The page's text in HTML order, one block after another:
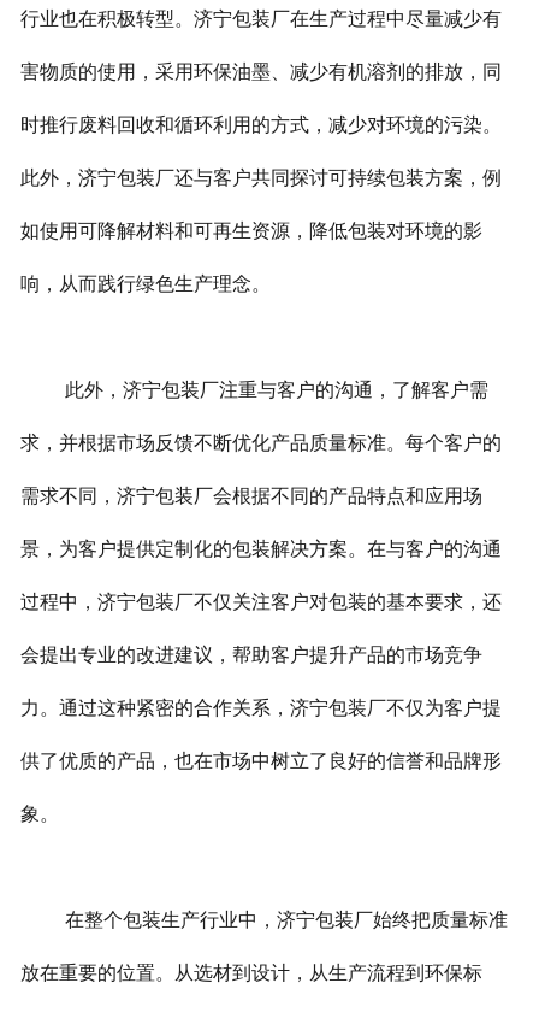
行业也在积极转型。济宁包装厂在生产过程中尽量减少有
害物质的使用，采用环保油墨、减少有机溶剂的排放，同
时推行废料回收和循环利用的方式，减少对环境的污染。
此外，济宁包装厂还与客户共同探讨可持续包装方案，例
如使用可降解材料和可再生资源，降低包装对环境的影
响，从而践行绿色生产理念。
此外，济宁包装厂注重与客户的沟通，了解客户需
求，并根据市场反馈不断优化产品质量标准。每个客户的
需求不同，济宁包装厂会根据不同的产品特点和应用场
景，为客户提供定制化的包装解决方案。在与客户的沟通
过程中，济宁包装厂不仅关注客户对包装的基本要求，还
会提出专业的改进建议，帮助客户提升产品的市场竞争
力。通过这种紧密的合作关系，济宁包装厂不仅为客户提
供了优质的产品，也在市场中树立了良好的信誉和品牌形
象。
在整个包装生产行业中，济宁包装厂始终把质量标准
放在重要的位置。从选材到设计，从生产流程到环保标